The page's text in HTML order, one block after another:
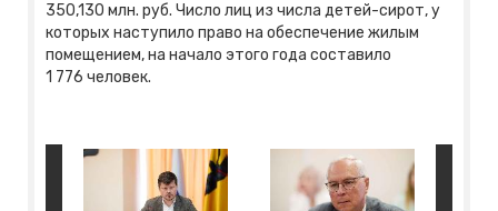
350,130 млн. руб. Число лиц из числа детей-сирот, у
которых наступило право на обеспечение жилым
помещением, на начало этого года составило
1 776 человек.